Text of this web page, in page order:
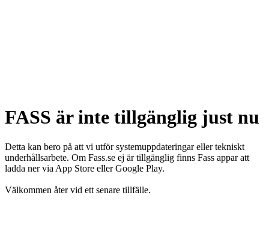
FASS är inte tillgänglig just nu
Detta kan bero på att vi utför systemuppdateringar eller tekniskt
underhållsarbete. Om Fass.se ej är tillgänglig finns Fass appar att
ladda ner via App Store eller Google Play.
Välkommen åter vid ett senare tillfälle.